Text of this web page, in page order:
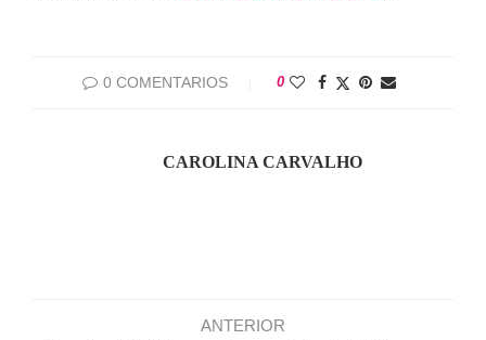
0 COMENTARIOS 0
CAROLINA CARVALHO
ANTERIOR